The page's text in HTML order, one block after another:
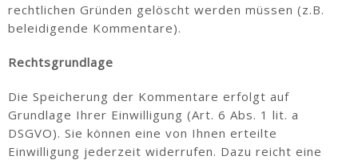
rechtlichen Gründen gelöscht werden müssen (z.B.
beleidigende Kommentare).
Rechtsgrundlage
Die Speicherung der Kommentare erfolgt auf
Grundlage Ihrer Einwilligung (Art. 6 Abs. 1 lit. a
DSGVO). Sie können eine von Ihnen erteilte
Einwilligung jederzeit widerrufen. Dazu reicht eine